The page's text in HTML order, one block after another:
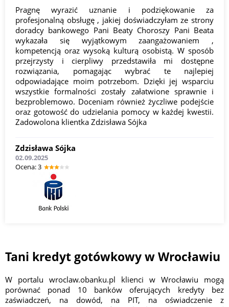
Pragnę wyrazić uznanie i podziękowanie za
profesjonalną obsługę , jakiej doświadczyłam ze strony
doradcy bankowego Pani Beaty Choroszy Pani Beata
wykazała się wyjątkowym zaangażowaniem ,
kompetencją oraz wysoką kulturą osobistą. W sposób
przejrzysty i cierpliwy przedstawiła mi dostępne
rozwiązania, pomagając wybrać te najlepiej
odpowiadające moim potrzebom. Dzięki jej wsparciu
wszystkie formalności zostały załatwione sprawnie i
bezproblemowo. Doceniam również życzliwe podejście
oraz gotowość do udzielania pomocy w każdej kwestii.
Zadowolona klientka Zdzisława Sójka
Zdzisława Sójka
02.09.2025
Оcena: 3
Tani kredyt gotówkowy w Wrocławiu
W portalu wroclaw.obanku.pl klienci w Wrocławiu mogą
porównać ponad 10 banków oferujących kredyty bez
zaświadczeń, na dowód, na PIT, na oświadczenie z